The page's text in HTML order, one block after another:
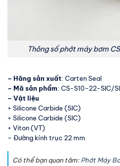
Thông số phớt máy bơm
– Hãng sản xuất: Carten Seal
– Mã sản phẩm: CS-S10-22-SIC/
– Vật liệu
+ Silicone Carbide (SIC)
+ Silicone Carbide (SIC)
+ Viton (VT)
– Đường kính trục 22 mm
Có thể bạn quan tâm:Phớt Máy